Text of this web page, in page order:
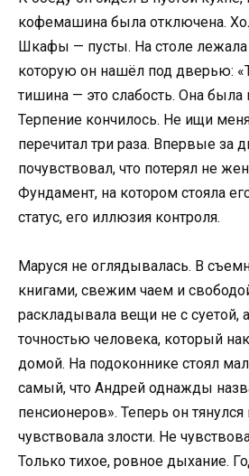
кофемашина была отключена.
Шкафы — пусты. На столе лежала
которую он нашёл под дверью:
тишина — это слабость. Она
Терпение кончилось. Не ищи
перечитал три раза. Впервые за
почувствовал, что потерял не
Фундамент, на котором стояла
статус, его иллюзия контроля.
Маруся не оглядывалась. В
книгами, свежим чаем и
раскладывала вещи не с суетой,
точностью человека, который
домой. На подоконнике стоял
самый, что Андрей однажды
пенсионеров». Теперь он
чувствовала злости. Не
Только тихое, ровное дыхание.